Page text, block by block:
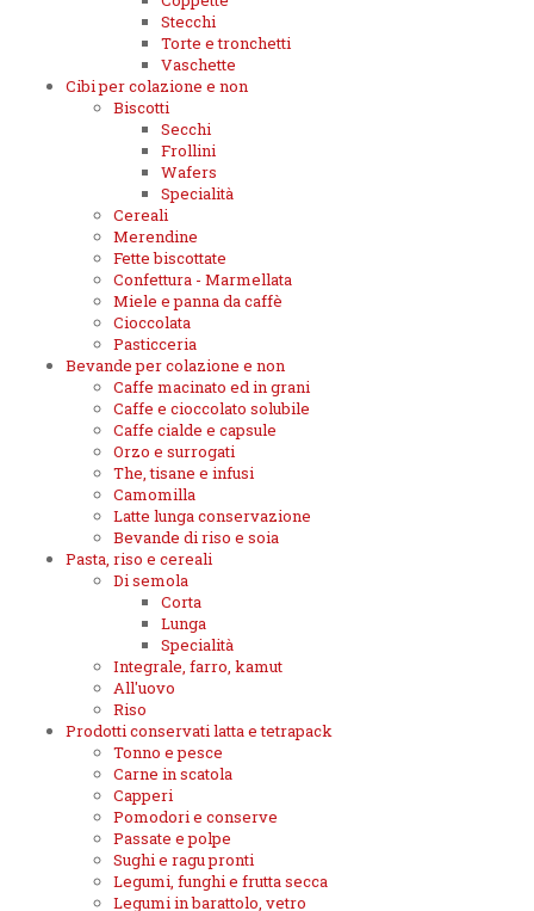
Stecchi
Torte e tronchetti
Vaschette
Cibi per colazione e non
Biscotti
Secchi
Frollini
Wafers
Specialità
Cereali
Merendine
Fette biscottate
Confettura - Marmellata
Miele e panna da caffè
Cioccolata
Pasticceria
Bevande per colazione e non
Caffe macinato ed in grani
Caffe e cioccolato solubile
Caffe cialde e capsule
Orzo e surrogati
The, tisane e infusi
Camomilla
Latte lunga conservazione
Bevande di riso e soia
Pasta, riso e cereali
Di semola
Corta
Lunga
Specialità
Integrale, farro, kamut
All'uovo
Riso
Prodotti conservati latta e tetrapack
Tonno e pesce
Carne in scatola
Capperi
Pomodori e conserve
Passate e polpe
Sughi e ragu pronti
Legumi, funghi e frutta secca
Legumi in barattolo, vetro